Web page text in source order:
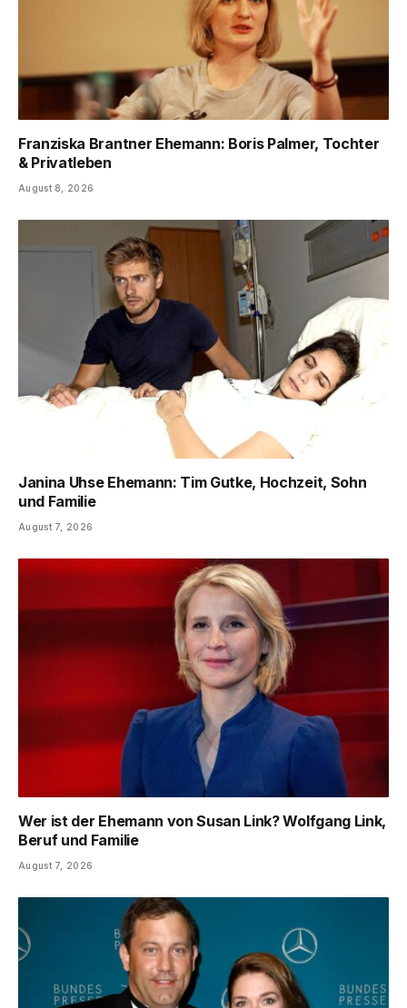
Franziska Brantner Ehemann: Boris Palmer, Tochter
& Privatleben
August 8, 2026
Janina Uhse Ehemann: Tim Gutke, Hochzeit, Sohn
und Familie
August 7, 2026
Wer ist der Ehemann von Susan Link? Wolfgang Link,
Beruf und Familie
August 7, 2026